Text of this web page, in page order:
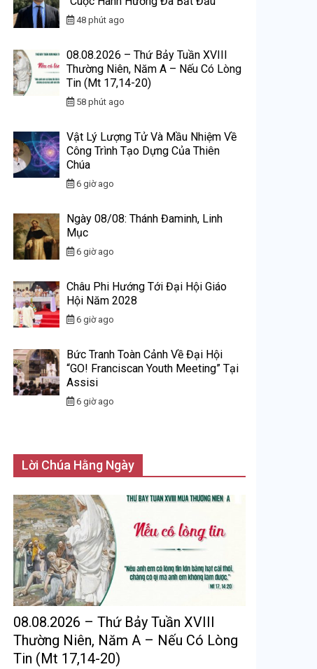
48 phút ago
08.08.2026 – Thứ Bảy Tuần XVIII
Thường Niên, Năm A – Nếu Có Lòng
Tin (Mt 17,14-20)
58 phút ago
Vật Lý Lượng Tử Và Mầu Nhiệm Về
Công Trình Tạo Dựng Của Thiên
Chúa
6 giờ ago
Ngày 08/08: Thánh Đaminh, Linh
Mục
6 giờ ago
Châu Phi Hướng Tới Đại Hội Giáo
Hội Năm 2028
6 giờ ago
Bức Tranh Toàn Cảnh Về Đại Hội
“GO! Franciscan Youth Meeting” Tại
Assisi
6 giờ ago
Lời Chúa Hằng Ngày
08.08.2026 – Thứ Bảy Tuần XVIII
Thường Niên, Năm A – Nếu Có Lòng
Tin (Mt 17,14-20)